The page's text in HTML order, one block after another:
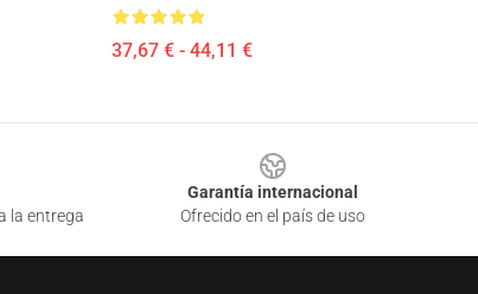
37,67 € - 44,11 €
la entrega
Garantía internacional
Ofrecido en el país de uso